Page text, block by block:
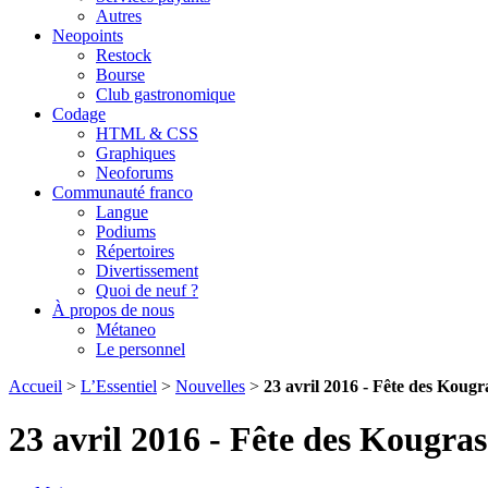
Autres
Neopoints
Restock
Bourse
Club gastronomique
Codage
HTML & CSS
Graphiques
Neoforums
Communauté franco
Langue
Podiums
Répertoires
Divertissement
Quoi de neuf ?
À propos de nous
Métaneo
Le personnel
Accueil > L’Essentiel > Nouvelles > 23 avril 2016 - Fête des
23 avril 2016 - Fête des Kougras